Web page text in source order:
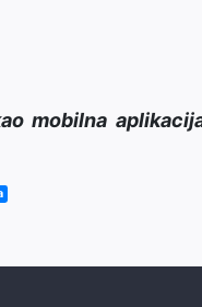
mobilna